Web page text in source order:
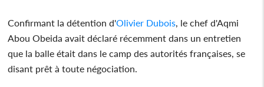
Confirmant la détention d'Olivier Dubois , le chef d'Aqmi
Abou Obeida avait déclaré récemment dans un entretien
que la balle était dans le camp des autorités françaises, se
disant prêt à toute négociation.